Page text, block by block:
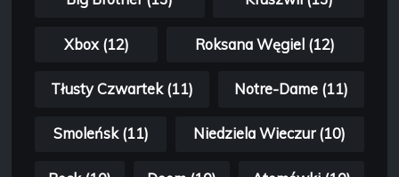
Xbox (12) Roksana Węgiel (12)
Tłusty Czwartek (11) Notre-Dame (11)
Smoleńsk (11) Niedziela Wieczur (10)